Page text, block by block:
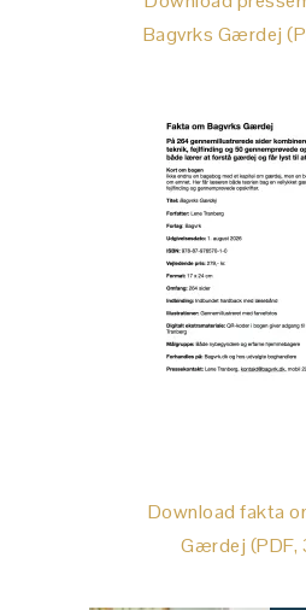
Bagvrks Gærdej
Download fakta
Gærdej (PDF,